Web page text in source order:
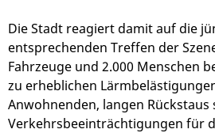
Die Stadt reagiert damit auf die
entsprechenden Treffen der
Fahrzeuge und 2.000 Menschen
zu erheblichen
Anwohnenden, langen Rückstaus
Verkehrsbeeinträchtigungen für